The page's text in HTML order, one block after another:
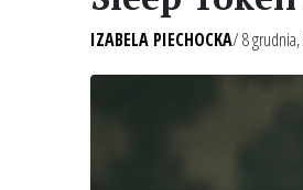
IZABELA PIECHOCKA/ 8 grudnia,